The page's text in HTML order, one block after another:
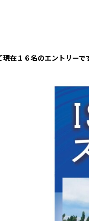
在１６名のエントリーで